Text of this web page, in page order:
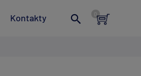
Kontakty